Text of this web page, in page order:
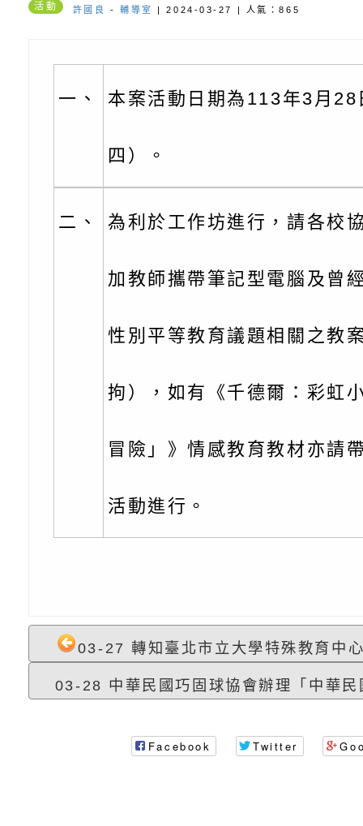
緒學習知能研習」
字稿及LCD託播影片
函轉有關本府新聞處
6月交通安全宣導標
份及道安宣導影像素
有關「115年各賣場
設置防災(颱)專區」
信誼基金會於6／27
【打噴嚏、流鼻水、
0-8歲抗過敏照護指
童過敏免疫專家 林
講】親職講座
檢送桃園市政府LED
字稿及LCD託播影片
檢送桃園市政府家庭
「小桃家6月課程資
約幸福生活-婚前教
座」、「2026開心
家庭好時光」海報
檢送桃園市政府LED
字稿及LCD託播影（
轉知財團法人天主教
而立》蘆葦三十．創
成果分享會
學辦理115年度區域
充實方案：「視」
檢送桃園市政府LED
字稿及LCD託播影（
有關桃園市桃園區新
充實方案：「怪創劇
角色驅動的聲音與故
關事項
檢送行政院新聞傳
月份公共服務政策溝
訊
台北松山文創園區5
「櫻桃小丸子原作40
檢送桃園市政府LED
「115學年度身心障
知能研習」
檢送桃園市政府LED
字稿
函轉國立臺灣師範大
「115學年度身心障
知能研習」
有關桃園市八德區大
學辦理「音樂班第
檢送桃園市政府家庭
活動 許國良 -輔導室 | 2024-03-27 | 人氣：865
一、 本案活動日期為113年3月28
四）。
二、 為利於工作坊進行，請各校
加教師攜帶筆記型電腦及曾
性別平等教育議題相關之教
拘），如有《千德爾：彩虹
冒險」》情感教育教材亦請
活動進行。
03-27 轉知臺北市立大學特殊教育中
03-28 中華民國巧固球協會辦理「中華
Facebook Twitter